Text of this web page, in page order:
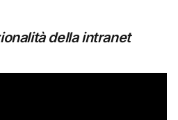
della intranet